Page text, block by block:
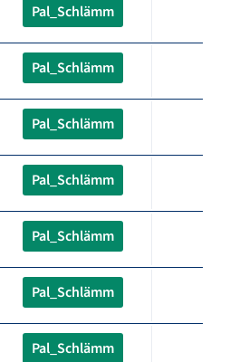
Pal_Schlämm
Pal_Schlämm
Pal_Schlämm
Pal_Schlämm
Pal_Schlämm
Pal_Schlämm
Pal_Schlämm